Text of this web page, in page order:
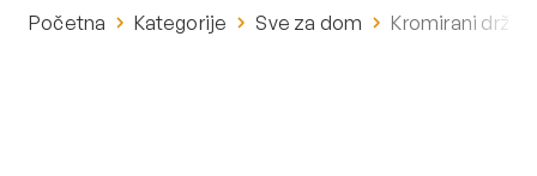
Početna Kategorije Sve za dom Kromirani